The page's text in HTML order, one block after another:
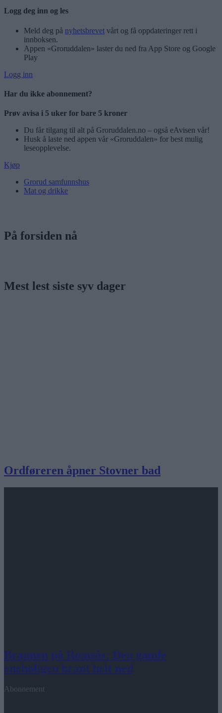
Logg deg inn og les
Meld deg på nyhetsbrevet vårt og få oppdateringer rett i
innboksen.
Appen «Groruddalen» laster du ned fra App Store og Google
Play
Logg inn
Har du ikke abonnement?
Prøv avisa i 5 uker for bare 5 kroner
Du får tilgang til alt på Groruddalen.no – også eAvisen vår!
Husk å laste ned appen vår «Groruddalen» for best mulig
leseopplevelse.
Kjøp
Grorud samfunnshus
Mat og drikke
På forsiden nå
Mest lest siste syv dager
Ordføreren åpner Stovner bad
Brannen på Romsås: Den gamle
eneboligen brant helt ned
Abonnement